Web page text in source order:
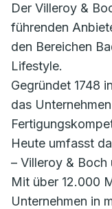
Der Villeroy &
führenden
den Bereichen
Lifestyle.
Gegründet 1748
das
Heute umfasst
– Villeroy & Boch
Mit über 12.000
Unternehmen in